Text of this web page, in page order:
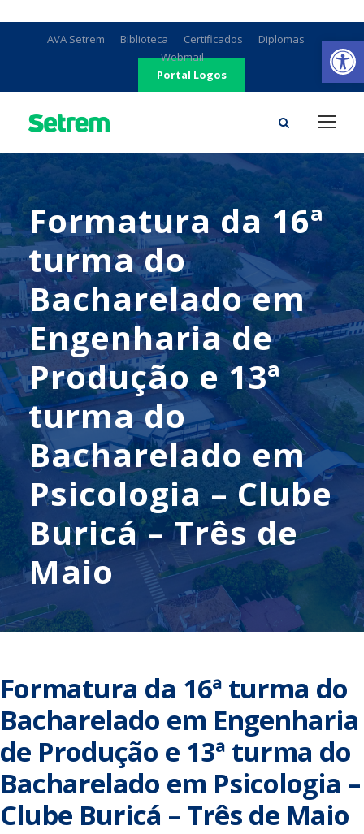
AVA Setrem Biblioteca Certificados
Diplomas
Webmail
Portal Logos
Formatura da 16ª
turma do
Bacharelado em
Engenharia de
Produção e 13ª
turma do
Bacharelado em
Psicologia – Clube
Buricá – Três de
Maio
Formatura da 16ª turma do
Bacharelado em Engenharia
de Produção e 13ª turma do
Bacharelado em Psicologia –
Clube Buricá – Três de Maio